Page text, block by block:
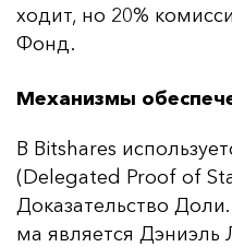
хо­дит, но 20%
Фонд.
Механизмы
В Bitshares
(Delegated Proof of
До­ка­за­тель­ство
ма яв­ля­ет­ся